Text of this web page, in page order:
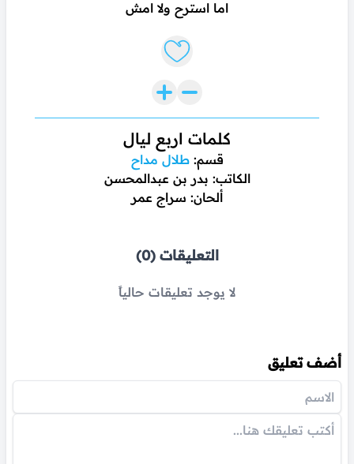
اما استرح ولا امش
Like lyrics
كلمات اربع ليال
قسم:طلال مداح
الكاتب: بدر بن عبدالمحسن
ألحان: سراج عمر
التعليقات (0)
لا يوجد تعليقات حالياً
أضف تعليق